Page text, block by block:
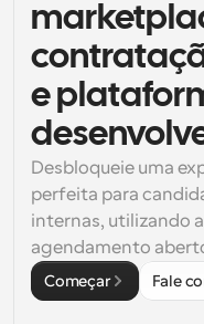
e
Desbloqueie uma
perfeita para
internas, utilizando
agendamento
Começar Fale